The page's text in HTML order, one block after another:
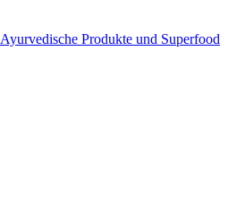
Ayurvedische Produkte und Superfood